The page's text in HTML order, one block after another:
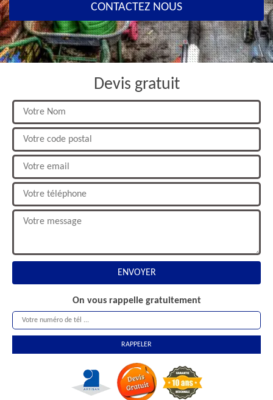
CONTACTEZ NOUS
Devis gratuit
On vous rappelle gratuitement